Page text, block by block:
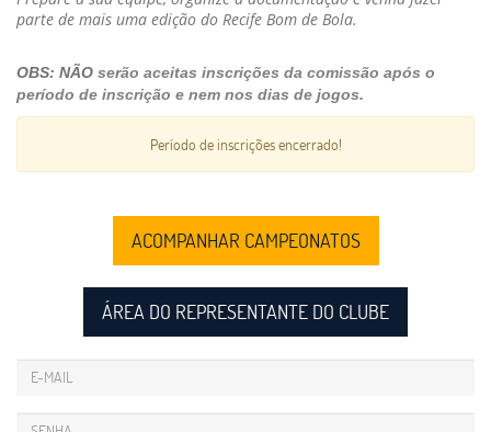
parte de mais uma edição do Recife Bom de Bola.
OBS: NÃO serão aceitas inscrições da comissão após o
período de inscrição e nem nos dias de jogos.
Período de inscrições encerrado!
ACOMPANHAR CAMPEONATOS
ÁREA DO REPRESENTANTE DO CLUBE